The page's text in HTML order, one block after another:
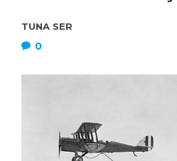
TUNA SER
0